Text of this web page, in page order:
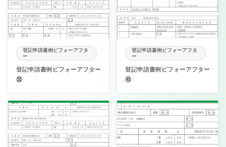
登記申請書例ビフォーアフタ
ー
登記申請書例ビフォーアフター
㊿
登記申請書例ビフォーアフタ
ー
登記申請書例ビフォーアフター
㊾